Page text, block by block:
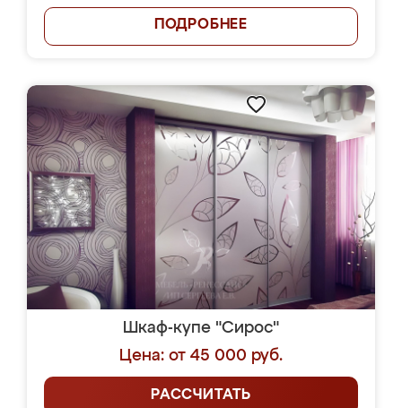
ПОДРОБНЕЕ
Шкаф-купе "Сирос"
Цена: от 45 000 руб.
РАССЧИТАТЬ